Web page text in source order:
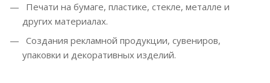
Печати на бумаге, пластике, стекле, металле и
других материалах.
Создания рекламной продукции, сувениров,
упаковки и декоративных изделий.